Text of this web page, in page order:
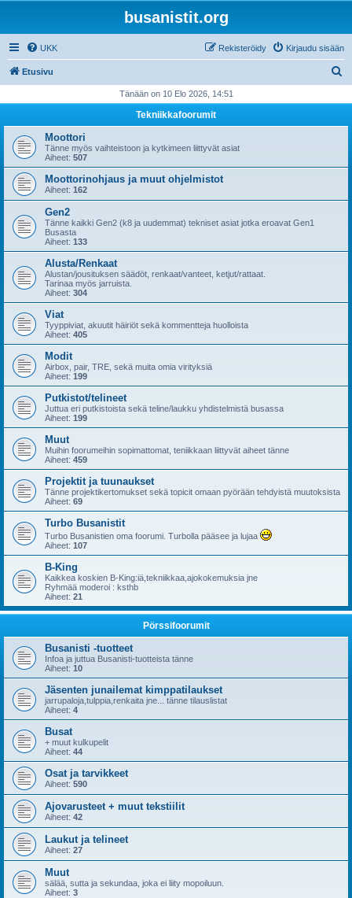
busanistit.org
UKK Kirjaudu sisään
Rekisteröidy
Etusivu
i
Tänään on 10 Elo 2026, 14:51
Tekniikkafoorumit
Moottori
Tänne myös vaihteistoon ja kytkimeen liittyvät asiat
Aiheet: 507
Moottorinohjaus ja muut ohjelmistot
Aiheet: 162
Gen2
Tänne kaikki Gen2 (k8 ja uudemmat) tekniset asiat jotka eroavat Gen1
Busasta
Aiheet: 133
Alusta/Renkaat
Alustan/jousituksen säädöt, renkaat/vanteet, ketjut/rattaat.
Tarinaa myös jarruista.
Aiheet: 304
Viat
Tyyppiviat, akuutit häiriöt sekä kommentteja huolloista
Aiheet: 405
Modit
Airbox, pair, TRE, sekä muita omia virityksiä
Aiheet: 199
Putkistot/telineet
Juttua eri putkistoista sekä teline/laukku yhdistelmistä busassa
Aiheet: 199
Muut
Muihin foorumeihin sopimattomat, teniikkaan liittyvät aiheet tänne
Aiheet: 459
Projektit ja tuunaukset
Tänne projektikertomukset sekä topicit omaan pyörään tehdyistä muutoksista
Aiheet: 69
Turbo Busanistit
Turbo Busanistien oma foorumi. Turbolla pääsee ja lujaa
Aiheet: 107
B-King
Kaikkea koskien B-King:iä,tekniikkaa,ajokokemuksia jne
Ryhmää moderoi : ksthb
Aiheet: 21
Pörssifoorumit
Busanisti -tuotteet
Infoa ja juttua Busanisti-tuotteista tänne
Aiheet: 10
Jäsenten junailemat kimppatilaukset
jarrupaloja,tulppia,renkaita jne... tänne tilauslistat
Aiheet: 4
Busat
+ muut kulkupelit
Aiheet: 44
Osat ja tarvikkeet
Aiheet: 590
Ajovarusteet + muut tekstiilit
Aiheet: 42
Laukut ja telineet
Aiheet: 27
Muut
sälää, sutta ja sekundaa, joka ei liity mopoiluun.
Aiheet: 3